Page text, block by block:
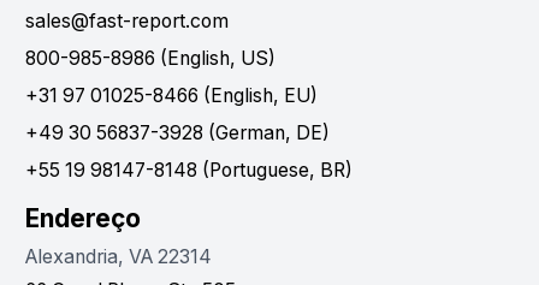
sales@fast-report.com
800-985-8986 (English, US)
+31 97 01025-8466 (English, EU)
+49 30 56837-3928 (German, DE)
+55 19 98147-8148 (Portuguese, BR)
Endereço
Alexandria, VA 22314